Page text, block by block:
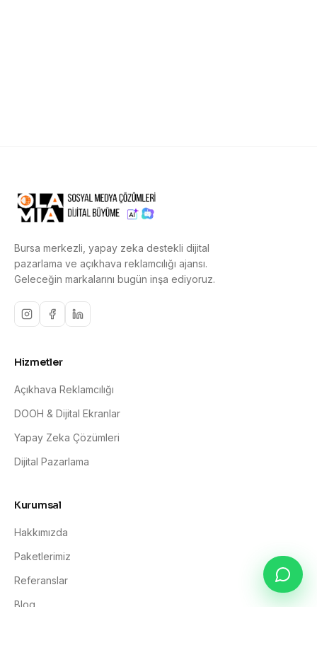
Bursa merkezli, yapay zeka destekli dijital
pazarlama ve açıkhava reklamcılığı ajansı.
Geleceğin markalarını bugün inşa ediyoruz.
Hizmetler
Açıkhava Reklamcılığı
DOOH & Dijital Ekranlar
Yapay Zeka Çözümleri
Dijital Pazarlama
Kurumsal
Hakkımızda
Paketlerimiz
Referanslar
Blog